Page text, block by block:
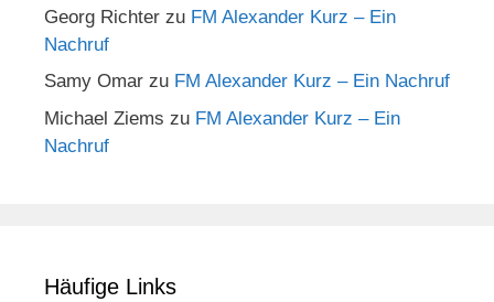
Georg Richter zu FM Alexander Kurz – Ein
Nachruf
Samy Omar zu FM Alexander Kurz – Ein Nachruf
Michael Ziems zu FM Alexander Kurz – Ein
Nachruf
Häufige Links